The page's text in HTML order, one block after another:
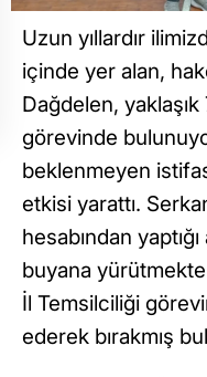
Uzun yıllardır
içinde yer alan,
Dağdelen, yaklaşık
görevinde
beklenmeyen
etkisi yarattı.
hesabından
buyana
İl Temsilciliği
ederek bırakmış